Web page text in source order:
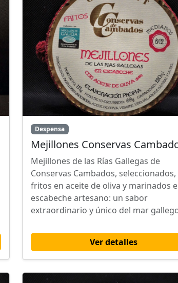
Despensa
Mejillones Conservas
Mejillones de las Rías Gallegas de
Conservas Cambados, seleccionados,
fritos en aceite de oliva y marinados
escabeche artesano: un sabor
extraordinario y único del mar
Ver detalles